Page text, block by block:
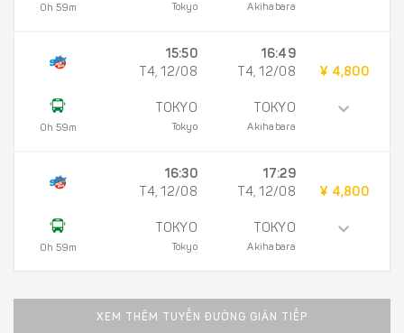
0h 59m Tokyo Akihabara
0h 59m
15:50
T4, 12/08
TOKYO
Tokyo
16:49
T4, 12/08
TOKYO
Akihabara
¥ 4,800
0h 59m
16:30
T4, 12/08
TOKYO
Tokyo
17:29
T4, 12/08
TOKYO
Akihabara
¥ 4,800
XEM THÊM TUYẾN ĐƯỜNG GIÁN TIẾP